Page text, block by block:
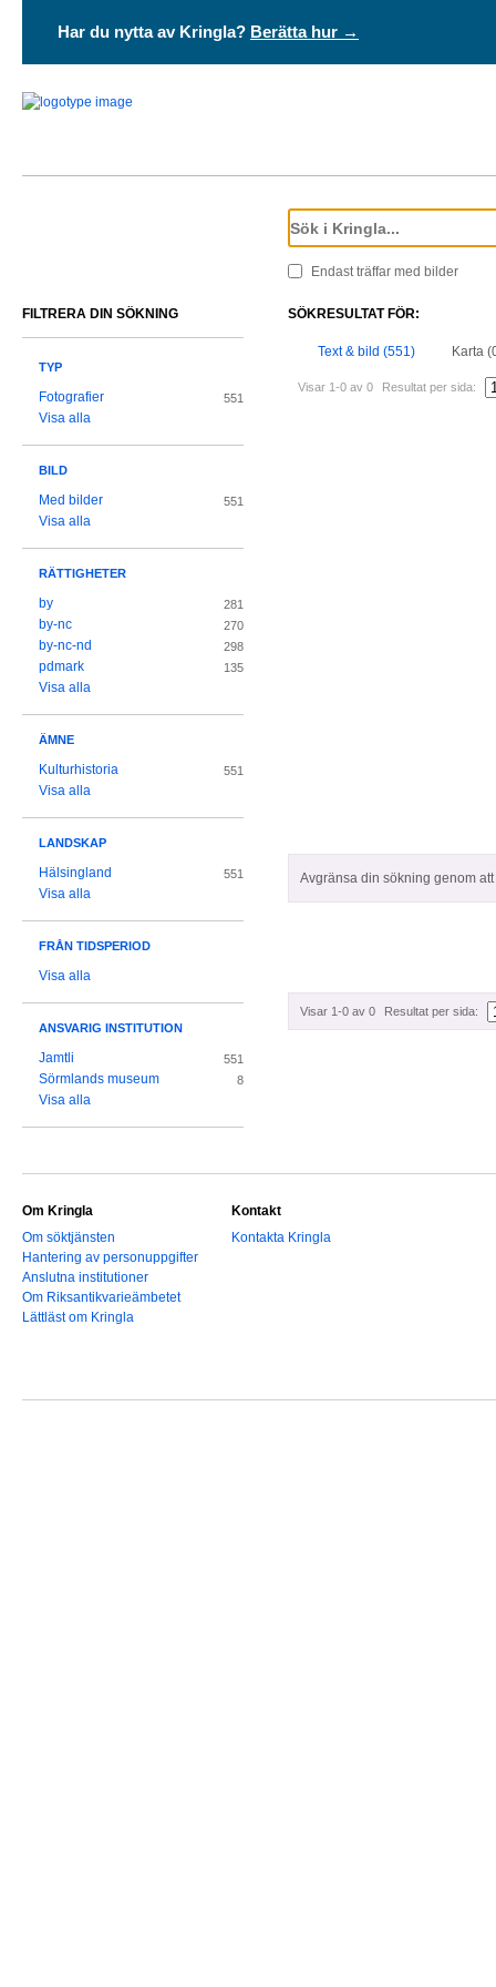
Har du nytta av Kringla? Berätta hur →
Endast träffar med bilder
SÖKRESULTAT FÖR:
Text & bild (551) Karta
Visar 1-0 av 0 Resultat per sida:
Avgränsa din sökning genom
Visar 1-0 av 0 Resultat per sida:
FILTRERA DIN SÖKNING
TYP
Fotografier 551
Visa alla
BILD
Med bilder 551
Visa alla
RÄTTIGHETER
by 281
by-nc 270
by-nc-nd 298
pdmark 135
Visa alla
ÄMNE
Kulturhistoria 551
Visa alla
LANDSKAP
Hälsingland 551
Visa alla
FRÅN TIDSPERIOD
Visa alla
ANSVARIG INSTITUTION
Jamtli 551
Sörmlands museum 8
Visa alla
Om Kringla
Om söktjänsten
Hantering av personuppgifter
Anslutna institutioner
Om Riksantikvarieämbetet
Lättläst om Kringla
Kontakt
Kontakta Kringla